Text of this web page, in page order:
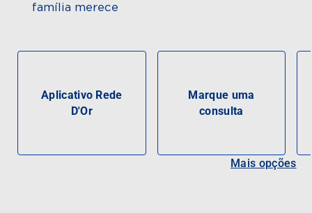
família merece
Aplicativo Rede
D'Or
Marque uma
consulta
Mais opções